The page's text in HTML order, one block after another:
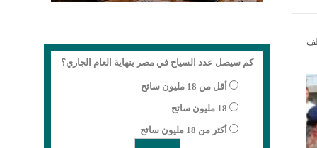
كم سيصل عدد السياح في مصر بنهاية العام الجاري؟
أقل من 18 مليون سائح
18 مليون سائح
أكثر من 18 مليون سائح